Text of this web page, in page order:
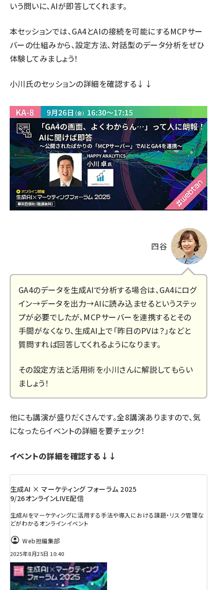
いう問いに、AIが即答してくれます。
本セッションでは、GA4とAIの接続を可能にするMCPサー
バーの仕組みから、設定方法、対話型のデータ分析をぜひ
体験してみましょう！
小川氏のセッションの詳細を確認する↓↓
四谷
GA4のデータを生成AIで分析する場合は、GA4にログ
イン→データを出力→AIに読み込ませるというステッ
プが必要でしたが、MCPサーバーを連携するとその
手間がなくなり、生成AI上で「昨日のPVは？」などと
質問すれば回答してくれるようになります。
その設定方法と活用術を小川さんに解説してもらい
ましょう！
他にも講演が盛りだくさんです。全8講演ありますので、気
になったらイベントの詳細を要チェック！
イベントの詳細を確認する↓↓
生成AI × マーケティング フォーラム 2025
9/26オンラインLIVE配信
生成AIをマーケティングに活用する手法や導入における課題・リスク管理な
どがわかるオンラインイベント
Web担編集部
2025年8月25日 10:40